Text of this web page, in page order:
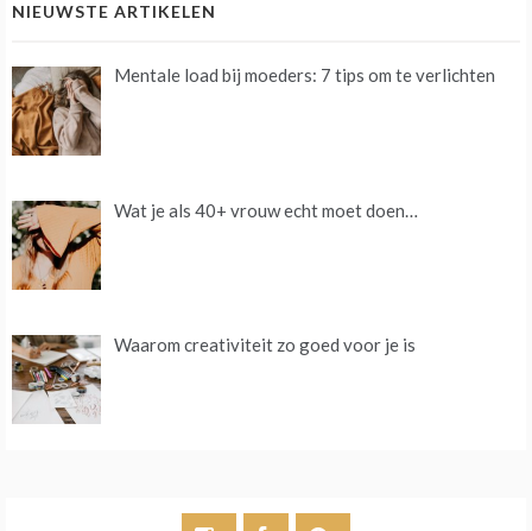
NIEUWSTE ARTIKELEN
Mentale load bij moeders: 7 tips om te verlichten
Wat je als 40+ vrouw echt moet doen…
Waarom creativiteit zo goed voor je is